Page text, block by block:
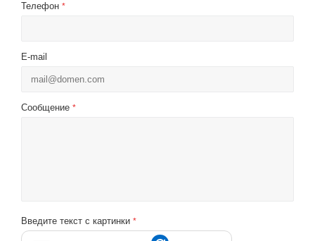
Телефон *
E-mail
Сообщение *
Введите текст с картинки *